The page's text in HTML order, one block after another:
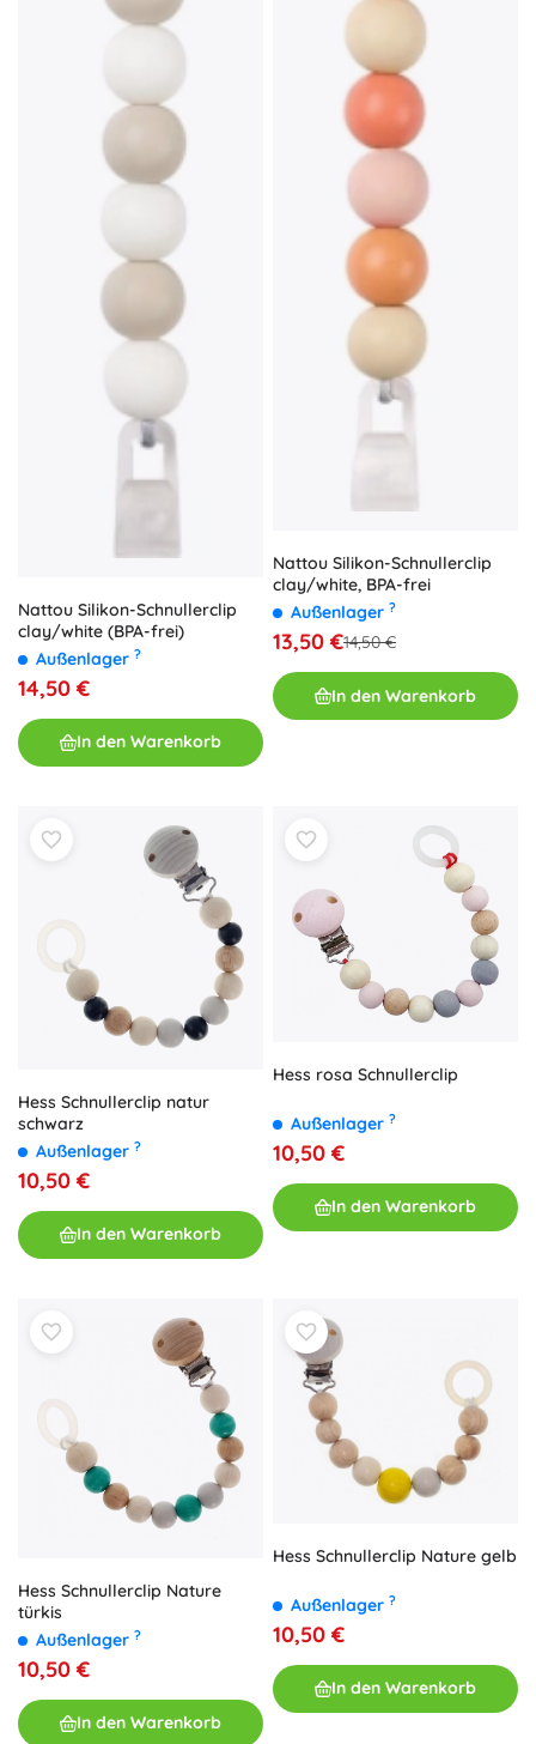
Nattou Silikon-Schnullerclip
clay/white (BPA-frei)
Außenlager ?
14,50 €
In den Warenkorb
Nattou Silikon-Schnullerclip
clay/white, BPA-frei
Außenlager ?
13,50 €14,50 €
In den Warenkorb
Hess Schnullerclip natur
schwarz
Außenlager ?
10,50 €
In den Warenkorb
Hess rosa Schnullerclip
Außenlager ?
10,50 €
In den Warenkorb
Hess Schnullerclip Nature
türkis
Außenlager ?
10,50 €
In den Warenkorb
Hess Schnullerclip Nature gelb
Außenlager ?
10,50 €
In den Warenkorb